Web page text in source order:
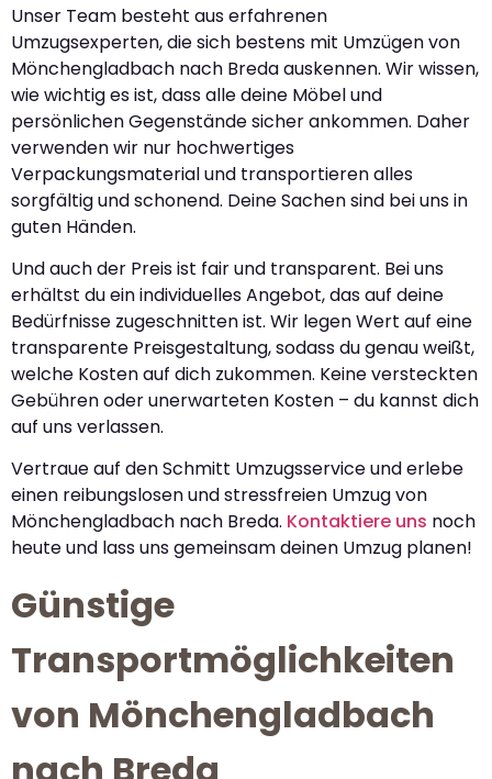
Unser Team besteht aus erfahrenen
Umzugsexperten, die sich bestens mit Umzügen von
Mönchengladbach nach Breda auskennen. Wir wissen,
wie wichtig es ist, dass alle deine Möbel und
persönlichen Gegenstände sicher ankommen. Daher
verwenden wir nur hochwertiges
Verpackungsmaterial und transportieren alles
sorgfältig und schonend. Deine Sachen sind bei uns in
guten Händen.
Und auch der Preis ist fair und transparent. Bei uns
erhältst du ein individuelles Angebot, das auf deine
Bedürfnisse zugeschnitten ist. Wir legen Wert auf eine
transparente Preisgestaltung, sodass du genau weißt,
welche Kosten auf dich zukommen. Keine versteckten
Gebühren oder unerwarteten Kosten – du kannst dich
auf uns verlassen.
Vertraue auf den Schmitt Umzugsservice und erlebe
einen reibungslosen und stressfreien Umzug von
Mönchengladbach nach Breda. Kontaktiere uns noch
heute und lass uns gemeinsam deinen Umzug planen!
Günstige
Transportmöglichkeiten
von Mönchengladbach